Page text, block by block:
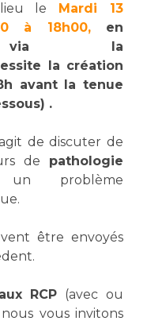
le
Mardi 13
à 18h00, en
via la
la création
avant la tenue
.
de discuter de
de pathologie
problème
être envoyés
RCP (avec ou
nous vous invitons